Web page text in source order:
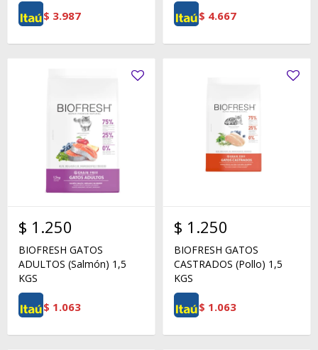
$ 3.987 $ 4.667
$ 1.250
BIOFRESH GATOS
ADULTOS (Salmón) 1,5
KGS
$ 1.063
$ 1.250
BIOFRESH GATOS
CASTRADOS (Pollo) 1,5
KGS
$ 1.063